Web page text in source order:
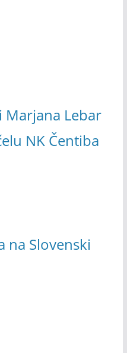
Marjana Lebar
NK Čentiba
na Slovenski